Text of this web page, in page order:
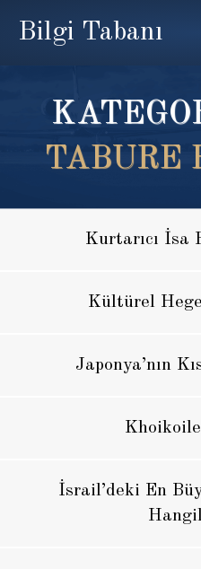
Bilgi Tabanı
TABURE
Kurtarıcı İsa
Kültürel
Japonya’nın
İsrail’deki En